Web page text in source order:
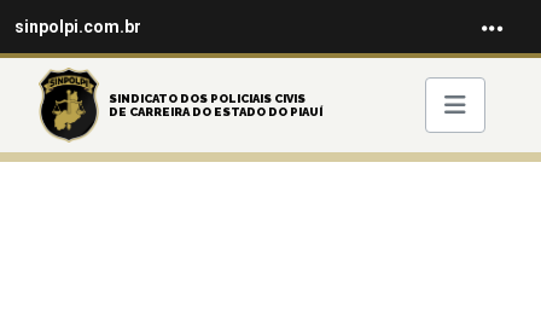
sinpolpi.com.br
SINDICATO DOS POLICIAIS CIVIS
DE CARREIRA DO ESTADO DO PIAUÍ